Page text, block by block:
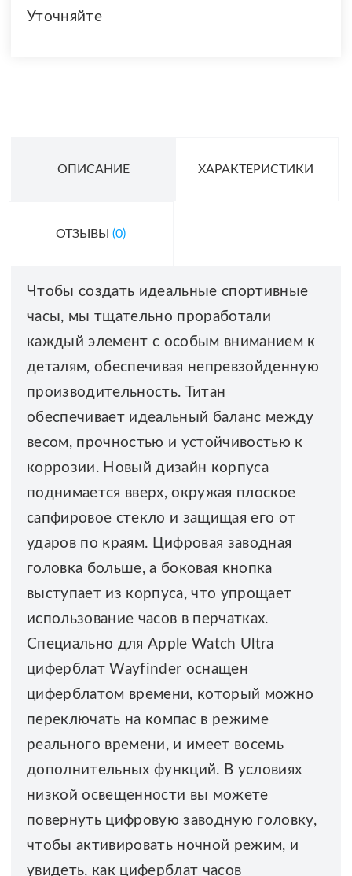
Уточняйте
ОПИСАНИЕ ХАРАКТЕРИСТИКИ
ОТЗЫВЫ (0)
Чтобы создать идеальные спортивные
часы, мы тщательно проработали
каждый элемент с особым вниманием к
деталям, обеспечивая непревзойденную
производительность. Титан
обеспечивает идеальный баланс между
весом, прочностью и устойчивостью к
коррозии. Новый дизайн корпуса
поднимается вверх, окружая плоское
сапфировое стекло и защищая его от
ударов по краям. Цифровая заводная
головка больше, а боковая кнопка
выступает из корпуса, что упрощает
использование часов в перчатках.
Специально для Apple Watch Ultra
циферблат Wayfinder оснащен
циферблатом времени, который можно
переключать на компас в режиме
реального времени, и имеет восемь
дополнительных функций. В условиях
низкой освещенности вы можете
повернуть цифровую заводную головку,
чтобы активировать ночной режим, и
увидеть, как циферблат часов